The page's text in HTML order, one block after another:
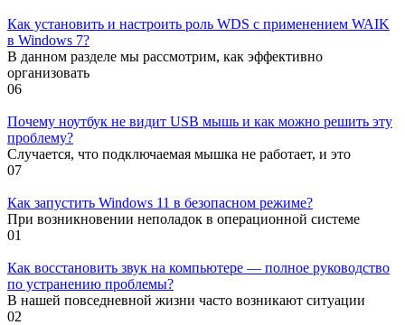
Как установить и настроить роль WDS с применением WAIK
в Windows 7?
В данном разделе мы рассмотрим, как эффективно
организовать
06
Почему ноутбук не видит USB мышь и как можно решить эту
проблему?
Случается, что подключаемая мышка не работает, и это
07
Как запустить Windows 11 в безопасном режиме?
При возникновении неполадок в операционной системе
01
Как восстановить звук на компьютере — полное руководство
по устранению проблемы?
В нашей повседневной жизни часто возникают ситуации
02